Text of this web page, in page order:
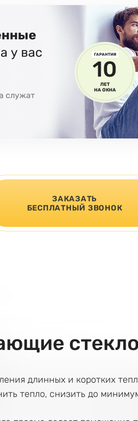
у вас
служат
ГАРАНТИЯ
10
ЛЕТ
НА ОКНА
ЗАКАЗАТЬ
БЕСПЛАТНЫЙ ЗВОНОК
длинных и коротких
тепло, снизить до